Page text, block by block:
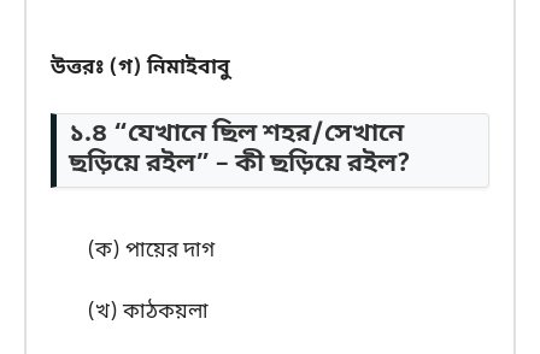
উত্তরঃ (গ) নিমাইবাবু
১.৪ “যেখানে ছিল শহর/সেখানে
ছড়িয়ে রইল” – কী ছড়িয়ে রইল?
(ক) পায়ের দাগ
(খ) কাঠকয়লা